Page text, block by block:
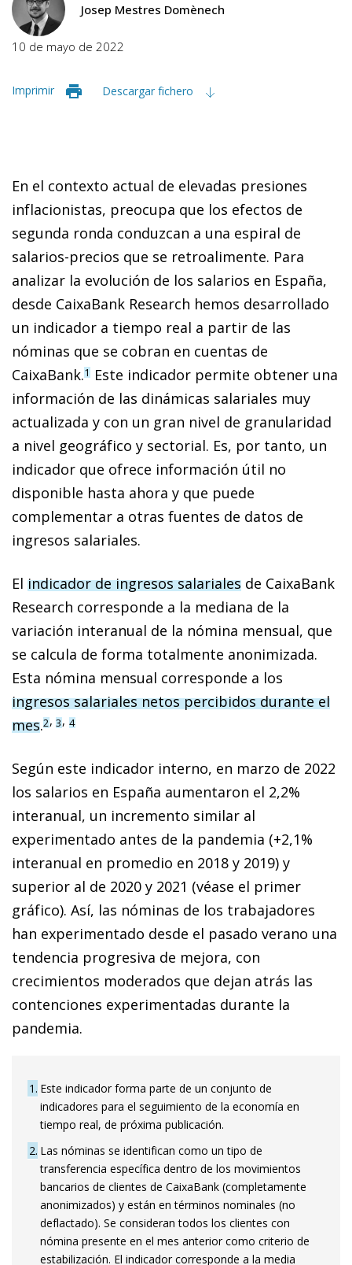
Josep Mestres Domènech
10 de mayo de 2022
Imprimir Descargar fichero
En el contexto actual de elevadas presiones
inflacionistas, preocupa que los efectos de
segunda ronda conduzcan a una espiral de
salarios-precios que se retroalimente. Para
analizar la evolución de los salarios en España,
desde CaixaBank Research hemos desarrollado
un indicador a tiempo real a partir de las
nóminas que se cobran en cuentas de
CaixaBank.1 Este indicador permite obtener una
información de las dinámicas salariales muy
actualizada y con un gran nivel de granularidad
a nivel geográfico y sectorial. Es, por tanto, un
indicador que ofrece información útil no
disponible hasta ahora y que puede
complementar a otras fuentes de datos de
ingresos salariales.
El indicador de ingresos salariales de CaixaBank
Research corresponde a la mediana de la
variación interanual de la nómina mensual, que
se calcula de forma totalmente anonimizada.
Esta nómina mensual corresponde a los
ingresos salariales netos percibidos durante el
mes.2, 3, 4
Según este indicador interno, en marzo de 2022
los salarios en España aumentaron el 2,2%
interanual, un incremento similar al
experimentado antes de la pandemia (+2,1%
interanual en promedio en 2018 y 2019) y
superior al de 2020 y 2021 (véase el primer
gráfico). Así, las nóminas de los trabajadores
han experimentado desde el pasado verano una
tendencia progresiva de mejora, con
crecimientos moderados que dejan atrás las
contenciones experimentadas durante la
pandemia.
1 Este indicador forma parte de un conjunto de
indicadores para el seguimiento de la economía en
tiempo real, de próxima publicación.
2 Las nóminas se identifican como un tipo de
transferencia específica dentro de los movimientos
bancarios de clientes de CaixaBank (completamente
anonimizados) y están en términos nominales (no
deflactado). Se consideran todos los clientes con
nómina presente en el mes anterior como criterio de
estabilización. El indicador corresponde a la media